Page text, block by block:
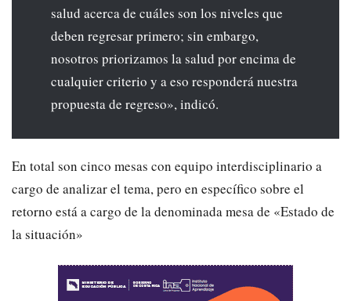
salud acerca de cuáles son los niveles que
deben regresar primero; sin embargo,
nosotros priorizamos la salud por encima de
cualquier criterio y a eso responderá nuestra
propuesta de regreso», indicó.
En total son cinco mesas con equipo interdisciplinario a
cargo de analizar el tema, pero en específico sobre el
retorno está a cargo de la denominada mesa de «Estado de
la situación»